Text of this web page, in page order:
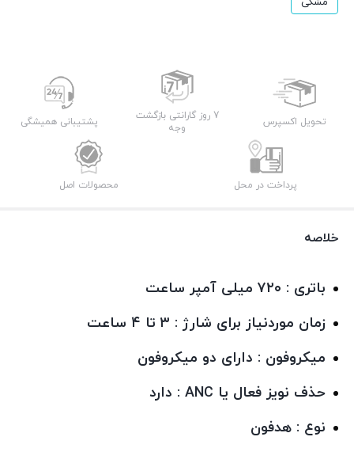
تحویل اکسپرس
7 روز گارانتی بازگشت
وجه
پشتیبانی همیشگی
پرداخت در محل محصولات اصل
خلاصه
باتری : ۷۲۰ میلی آمپر ساعت
زمان موردنیاز برای شارژ : ۳ تا ۴ ساعت
میکروفون : دارای دو میکروفون
حذف نویز فعال یا ANC : دارد
نوع : هدفون